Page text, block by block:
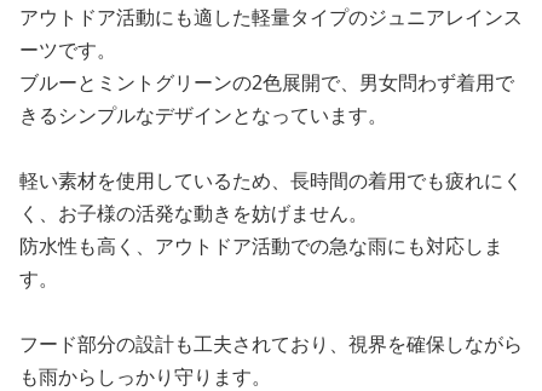
アウトドア活動にも適した軽量タイプのジュニアレインス
ーツです。
ブルーとミントグリーンの2色展開で、男女問わず着用で
きるシンプルなデザインとなっています。
軽い素材を使用しているため、長時間の着用でも疲れにく
く、お子様の活発な動きを妨げません。
防水性も高く、アウトドア活動での急な雨にも対応しま
す。
フード部分の設計も工夫されており、視界を確保しながら
も雨からしっかり守ります。